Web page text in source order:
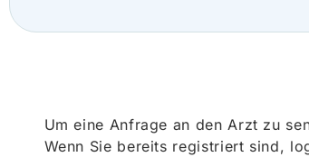
Um eine Anfrage an den Arzt zu
Wenn Sie bereits registriert sind,